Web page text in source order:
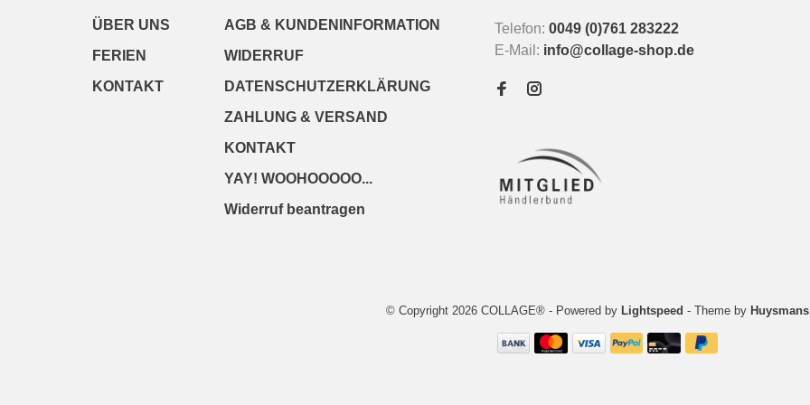
ÜBER UNS
FERIEN
KONTAKT
AGB & KUNDENINFORMATION
WIDERRUF
DATENSCHUTZERKLÄRUNG
ZAHLUNG & VERSAND
KONTAKT
YAY! WOOHOOOOO...
Widerruf beantragen
Telefon: 0049 (0)761 283222
E-Mail: info@collage-shop.de
© Copyright 2026 COLLAGE® - Powered by Lightspeed - Theme by